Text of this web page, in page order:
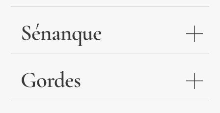
Sénanque
Gordes